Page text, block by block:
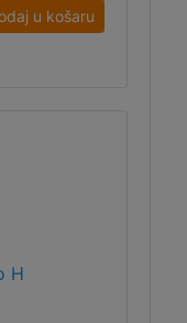
u košaru
H